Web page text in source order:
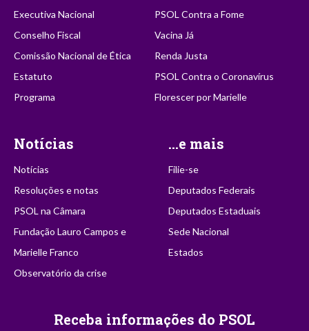
Executiva Nacional
Conselho Fiscal
Comissão Nacional de Ética
Estatuto
Programa
PSOL Contra a Fome
Vacina Já
Renda Justa
PSOL Contra o Coronavírus
Florescer por Marielle
Notícias
Notícias
Resoluções e notas
PSOL na Câmara
Fundação Lauro Campos e
Marielle Franco
Observatório da crise
...e mais
Filie-se
Deputados Federais
Deputados Estaduais
Sede Nacional
Estados
Receba informações do PSOL